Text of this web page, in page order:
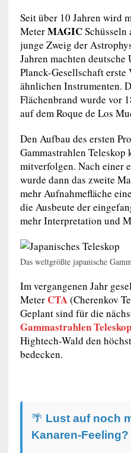
Seit über 10 Jahren wird
MeterMAGICSchüsseln
junge Zweig der
Jahren machten
Planck-Gesellschaft erste
ähnlichen Instrumenten.
Flächenbrand wurde vor
auf dem Roque de Los
Den Aufbau des ersten
Gammastrahlen Teleskop
mitverfolgen. Nach einer
wurde dann das zweite
mehr Aufnahmefläche
die Ausbeute der
mehr Interpretation und
Das weltgrößte japanische
Im vergangenen Jahr
Meter CTA(Cherenkov
Geplant sind für die
Gammastrahlen
Hightech-Wald den
bedecken.
🌴 Lust auf noch
Kanaren-Feeling?